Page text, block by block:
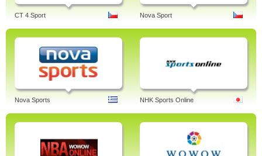
CT 4 Sport Nova Sport
Nova Sports NHK Sports Online